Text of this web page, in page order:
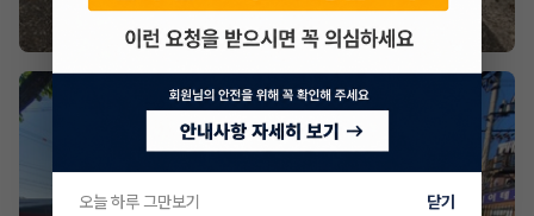
오늘 하루 그만보기 닫기